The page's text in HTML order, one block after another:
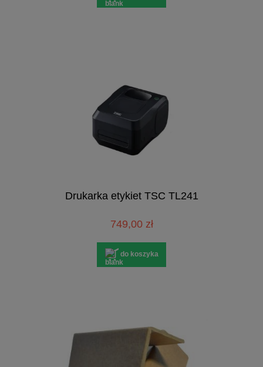
Drukarka etykiet TSC TL241
749,00 zł
do koszyka